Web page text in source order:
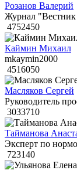
Розанов Валерий
Журнал "Вестник
4752450
Каймин Михаил
mkaymin2000
4516050
Масляков Сергей
Руководитель
3033710
Тайманова
Эксперт по
723140